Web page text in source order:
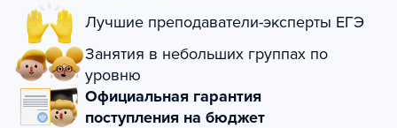
Лучшие преподаватели-эксперты ЕГЭ
Занятия в небольших группах по
уровню
Официальная гарантия
поступления на бюджет